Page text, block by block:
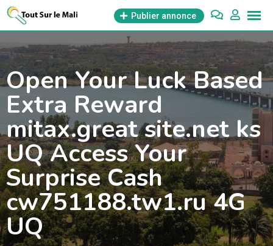
Aller
contenu
Publier annonce
Open Your Luck Based
Extra Reward
mitax.great site.net ks
UQ Access Your
Surprise Cash
cw751188.tw1.ru 4G
UQ